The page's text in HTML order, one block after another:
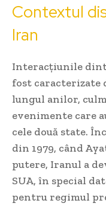
Contextul
Iran
Interacțiunile
fost caracterizate
lungul anilor,
evenimente care
cele două state.
din 1979, când
putere, Iranul a
SUA, în special
pentru regimul